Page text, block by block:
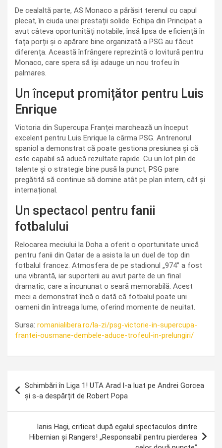
De cealaltă parte, AS Monaco a părăsit terenul cu capul
plecat, în ciuda unei prestații solide. Echipa din Principat a
avut câteva oportunități notabile, însă lipsa de eficiență în
fața porții și o apărare bine organizată a PSG au făcut
diferența. Această înfrângere reprezintă o lovitură pentru
Monaco, care spera să își adauge un nou trofeu în
palmares.
Un început promițător pentru Luis
Enrique
Victoria din Supercupa Franței marchează un început
excelent pentru Luis Enrique la cârma PSG. Antrenorul
spaniol a demonstrat că poate gestiona presiunea și că
este capabil să aducă rezultate rapide. Cu un lot plin de
talente și o strategie bine pusă la punct, PSG pare
pregătită să continue să domine atât pe plan intern, cât și
internațional.
Un spectacol pentru fanii
fotbalului
Relocarea meciului la Doha a oferit o oportunitate unică
pentru fanii din Qatar de a asista la un duel de top din
fotbalul francez. Atmosfera de pe stadionul „974” a fost
una vibrantă, iar suporterii au avut parte de un final
dramatic, care a încununat o seară memorabilă. Acest
meci a demonstrat încă o dată că fotbalul poate uni
oameni din întreaga lume, oferind momente de neuitat.
Sursa: romanialibera.ro/la-zi/psg-victorie-in-supercupa-
frantei-ousmane-dembele-aduce-trofeul-in-prelungiri/
în
articole
Schimbări în Liga 1! UTA Arad l-a luat pe Andrei Gorcea
și s-a despărțit de Robert Popa
Ianis Hagi, criticat după egalul spectaculos dintre
Hibernian și Rangers! „Responsabil pentru pierderea